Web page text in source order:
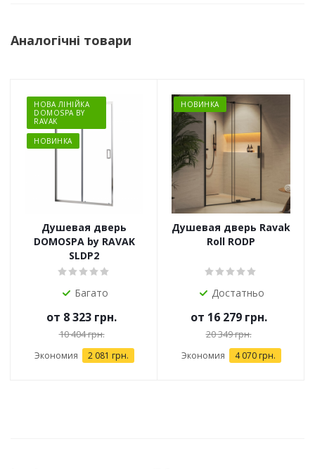
Аналогічні товари
НОВА ЛІНІЙКА
DOMOSPA BY
RAVAK
НОВИНКА
Душевая дверь
DOMOSPA by RAVAK
SLDP2
Багато
от 8 323 грн.
10 404 грн.
Экономия 2 081 грн.
НОВИНКА
Душевая дверь Ravak
Roll RODP
Достатньо
от 16 279 грн.
20 349 грн.
Экономия 4 070 грн.